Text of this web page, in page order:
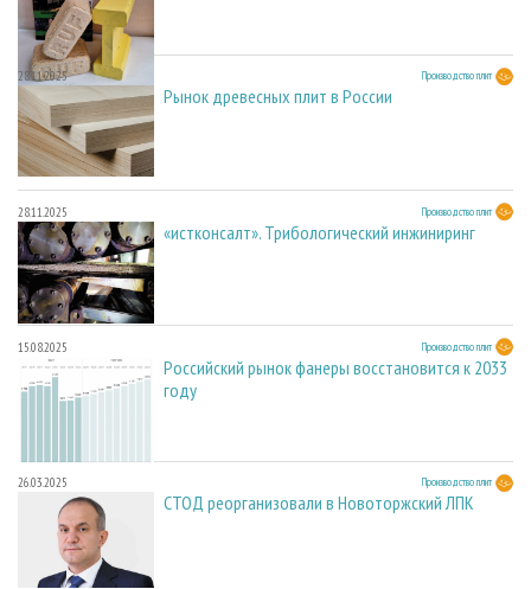
28.11.2025 Производство плит
Рынок древесных плит в России
28.11.2025 Производство плит
«истконсалт». Трибологический инжиниринг
15.08.2025 Производство плит
Российский рынок фанеры восстановится к 2033
году
26.03.2025 Производство плит
СТОД реорганизовали в Новоторжский ЛПК